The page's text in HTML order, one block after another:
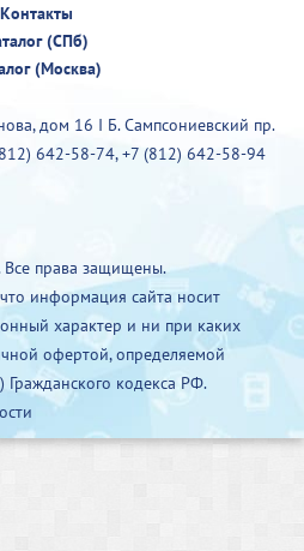
Контакты
(СПб)
(Москва)
дом 16 I Б. Сампсониевский пр.
642-58-74,+7 (812) 642-58-94
Все права защищены.
информация сайта носит
характер и ни при каких
офертой, определяемой
кодекса РФ.